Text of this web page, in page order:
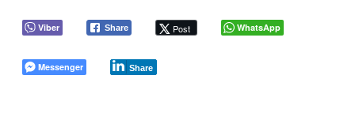
Viber Share Post WhatsApp
Messenger Share